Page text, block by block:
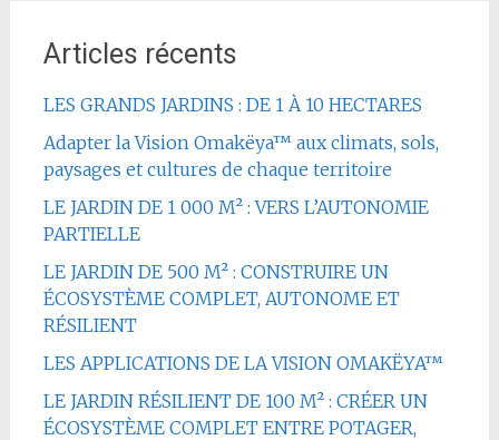
Articles récents
LES GRANDS JARDINS : DE 1 À 10 HECTARES
Adapter la Vision Omakëya™ aux climats, sols,
paysages et cultures de chaque territoire
LE JARDIN DE 1 000 M² : VERS L’AUTONOMIE
PARTIELLE
LE JARDIN DE 500 M² : CONSTRUIRE UN
ÉCOSYSTÈME COMPLET, AUTONOME ET
RÉSILIENT
LES APPLICATIONS DE LA VISION OMAKËYA™
LE JARDIN RÉSILIENT DE 100 M² : CRÉER UN
ÉCOSYSTÈME COMPLET ENTRE POTAGER,